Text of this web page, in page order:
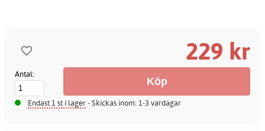
229 kr
Antal:
Endast 1 st i lager- Skickas inom: 1-3 vardagar